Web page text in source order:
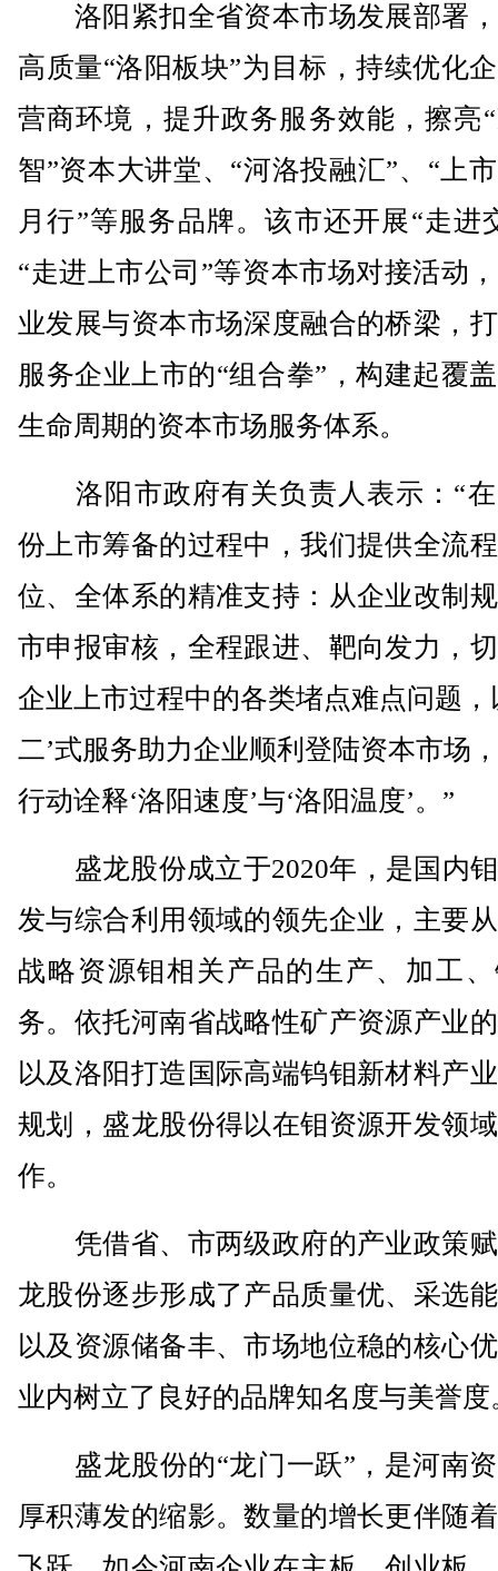
洛阳紧扣全省资本市场发展部署
高质量“洛阳板块”为目标，持续优化
营商环境，提升政务服务效能，擦亮
智”资本大讲堂、“河洛投融汇”、“上
月行”等服务品牌。该市还开展“走进
“走进上市公司”等资本市场对接活动
业发展与资本市场深度融合的桥梁，
服务企业上市的“组合拳”，构建起覆
生命周期的资本市场服务体系。
洛阳市政府有关负责人表示：“在
份上市筹备的过程中，我们提供全流
位、全体系的精准支持：从企业改制
市申报审核，全程跟进、靶向发力，
企业上市过程中的各类堵点难点问题，
二’式服务助力企业顺利登陆资本市场
行动诠释‘洛阳速度’与‘洛阳温度’。”
盛龙股份成立于2020年，是国内
发与综合利用领域的领先企业，主要
战略资源钼相关产品的生产、加工
务。依托河南省战略性矿产资源产业
以及洛阳打造国际高端钨钼新材料产
规划，盛龙股份得以在钼资源开发领
作。
凭借省、市两级政府的产业政策
龙股份逐步形成了产品质量优、采选
以及资源储备丰、市场地位稳的核心
业内树立了良好的品牌知名度与美誉度
盛龙股份的“龙门一跃”，是河南
厚积薄发的缩影。数量的增长更伴随